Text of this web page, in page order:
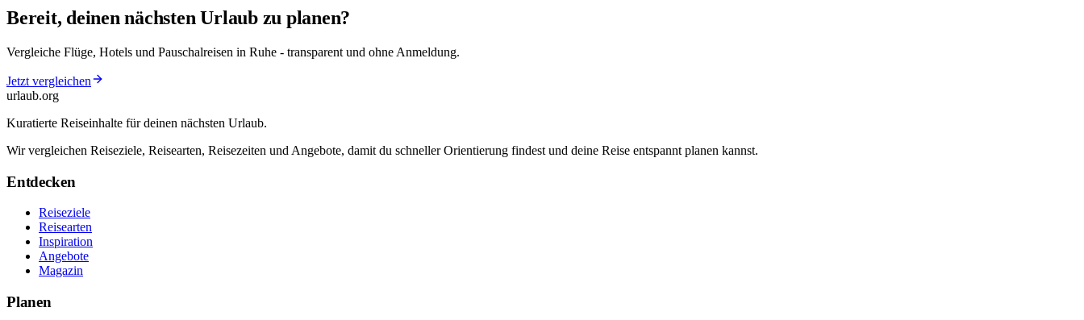
Bereit, deinen nächsten Urlaub zu planen?
Vergleiche Flüge, Hotels und Pauschalreisen in Ruhe - transparent und ohne Anmeldung.
Jetzt vergleichen
urlaub.org
Kuratierte Reiseinhalte für deinen nächsten Urlaub.
Wir vergleichen Reiseziele, Reisearten, Reisezeiten und Angebote, damit du schneller Orientierung findest und deine Reise entspannt planen kannst.
Entdecken
Reiseziele
Reisearten
Inspiration
Angebote
Magazin
Planen